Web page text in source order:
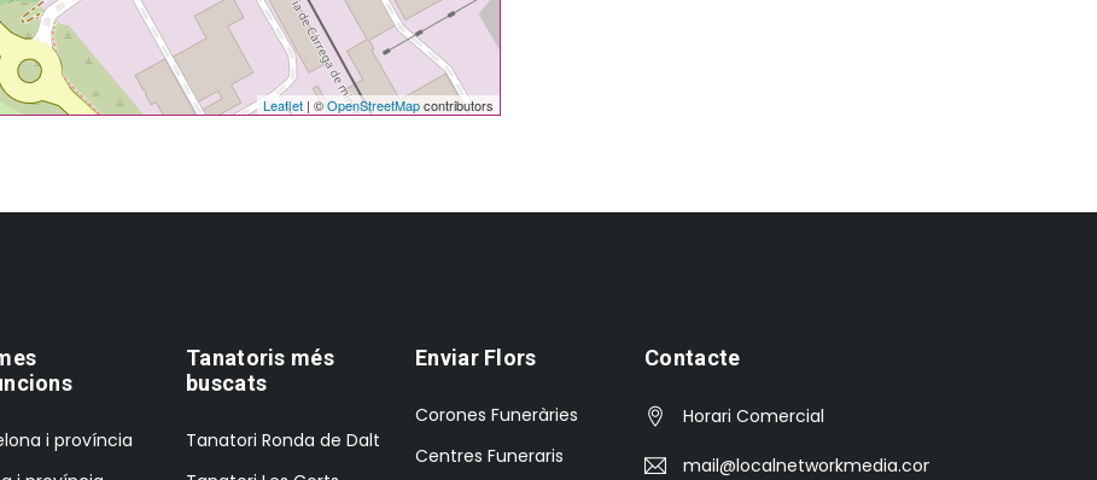
Leaflet | ©OpenStreetMapcontributors
i província
Tanatoris més
buscats
Tanatori Ronda de Dalt
Enviar Flors
Corones Funeràries
Centres Funeraris
Contacte
Horari Comercial
mail@localnetworkmedia.com